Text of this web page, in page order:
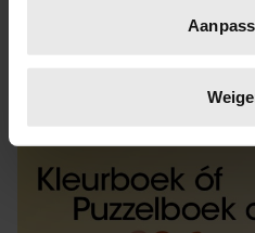
scannen op specifieke
verwerkt en stel uw
intrekken in de
We gebruiken cookies om
personaliseren, om functies